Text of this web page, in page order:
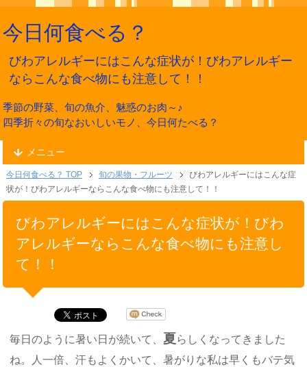
今日何食べる？
びわアレルギーにはこんな症状が！びわアレルギー
ならこんな食べ物にも注意して！！
季節の野菜、旬の魚介、魅惑のお肉～♪
四季折々の旬なおいしいモノ、今日何たべる？
メニュー
今日何食べる？ TOP 旬の果物・フルーツ
びわアレルギーにはこんな症
状が！びわアレルギーならこんな食べ物にも注意して！！
びわアレルギーにはこんな症状が！びわ
アレルギーならこんな食べ物にも注意し
て！！
毎日のように暑い日が続いて、 夏 らしくなってきました
ね。人一倍、汗もよくかいて、暑がりな私は早くもバテ気